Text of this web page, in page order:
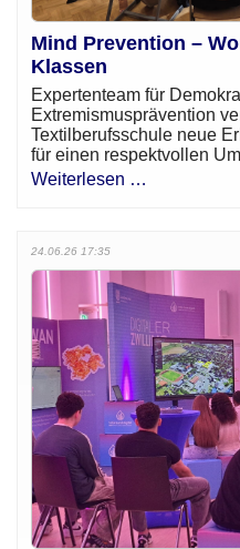
Mind Prevention –
Klassen
Expertenteam für
Extremismusprävention
Textilberufsschule neue
für einen respektvollen
Weiterlesen …
24.06.26 17:35